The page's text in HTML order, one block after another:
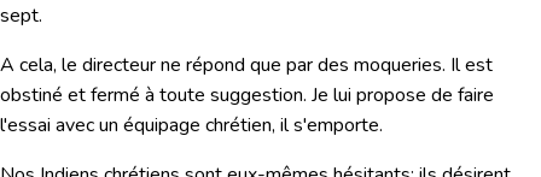
sept.
A cela, le directeur ne répond que par des moqueries. Il est
obstiné et fermé à toute suggestion. Je lui propose de faire
l'essai avec un équipage chrétien, il s'emporte.